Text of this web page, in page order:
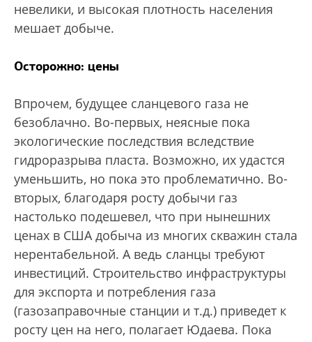
невелики, и высокая плотность населения
мешает добыче.
Осторожно: цены
Впрочем, будущее сланцевого газа не
безоблачно. Во-первых, неясные пока
экологические последствия вследствие
гидроразрыва пласта. Возможно, их удастся
уменьшить, но пока это проблематично. Во-
вторых, благодаря росту добычи газ
настолько подешевел, что при нынешних
ценах в США добыча из многих скважин стала
нерентабельной. А ведь сланцы требуют
инвестиций. Строительство инфраструктуры
для экспорта и потребления газа
(газозаправочные станции и т.д.) приведет к
росту цен на него, полагает Юдаева. Пока